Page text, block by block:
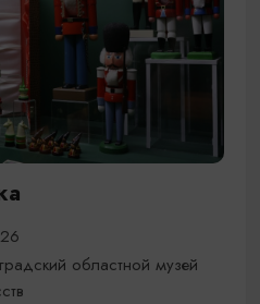
областной музей